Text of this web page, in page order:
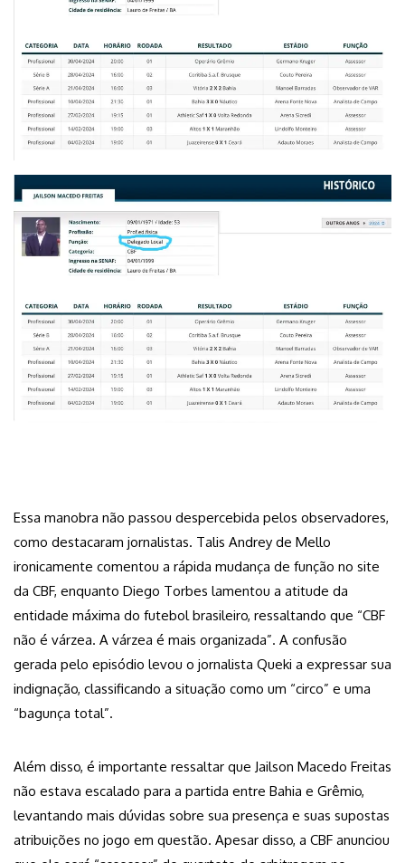
Essa manobra não passou despercebida pelos observadores,
como destacaram jornalistas. Talis Andrey de Mello
ironicamente comentou a rápida mudança de função no site
da CBF, enquanto Diego Torbes lamentou a atitude da
entidade máxima do futebol brasileiro, ressaltando que “CBF
não é várzea. A várzea é mais organizada”. A confusão
gerada pelo episódio levou o jornalista Queki a expressar sua
indignação, classificando a situação como um “circo” e uma
“bagunça total”.
Além disso, é importante ressaltar que Jailson Macedo Freitas
não estava escalado para a partida entre Bahia e Grêmio,
levantando mais dúvidas sobre sua presença e suas supostas
atribuições no jogo em questão. Apesar disso, a CBF anunciou